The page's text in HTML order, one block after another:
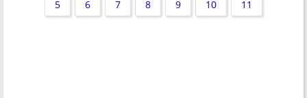
5 6 7 8 9 10 11